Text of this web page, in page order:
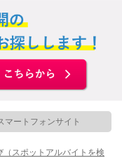
マートフォンサイト
スポットアルバイトを検